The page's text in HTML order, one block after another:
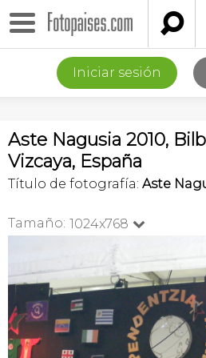

Iniciar sesión
Aste Nagusia 2010,
Vizcaya, España
Título de fotografía: Aste
Tamaño: 1024x768 